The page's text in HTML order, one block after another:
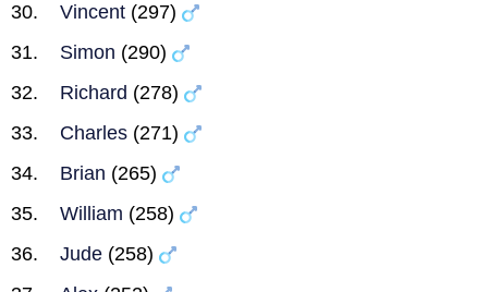
Vincent (297)
Simon (290)
Richard (278)
Charles (271)
Brian (265)
William (258)
Jude (258)